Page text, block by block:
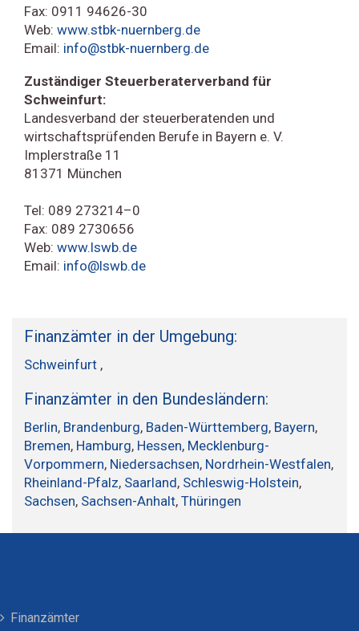
Fax: 0911 94626-30
Web: www.stbk-nuernberg.de
Email: info@stbk-nuernberg.de
Zuständiger Steuerberaterverband für
Schweinfurt:
Landesverband der steuerberatenden und
wirtschaftsprüfenden Berufe in Bayern e. V.
Implerstraße 11
81371 München
Tel: 089 273214–0
Fax: 089 2730656
Web: www.lswb.de
Email: info@lswb.de
Finanzämter in der Umgebung:
Schweinfurt ,
Finanzämter in den Bundesländern:
Berlin, Brandenburg, Baden-Württemberg, Bayern,
Bremen, Hamburg, Hessen, Mecklenburg-
Vorpommern, Niedersachsen, Nordrhein-Westfalen,
Rheinland-Pfalz, Saarland, Schleswig-Holstein,
Sachsen, Sachsen-Anhalt, Thüringen
Finanzämter